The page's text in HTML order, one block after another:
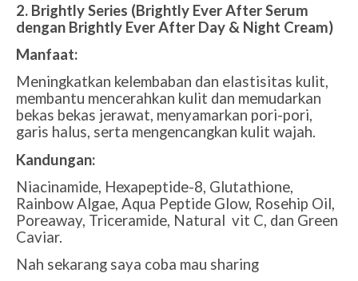
2. Brightly Series (Brightly Ever After Serum
dengan Brightly Ever After Day & Night Cream)
Manfaat:
Meningkatkan kelembaban dan elastisitas kulit,
membantu mencerahkan kulit dan memudarkan
bekas bekas jerawat, menyamarkan pori-pori,
garis halus, serta mengencangkan kulit wajah.
Kandungan:
Niacinamide, Hexapeptide-8, Glutathione,
Rainbow Algae, Aqua Peptide Glow, Rosehip Oil,
Poreaway, Triceramide, Natural vit C, dan Green
Caviar.
Nah sekarang saya coba mau sharing